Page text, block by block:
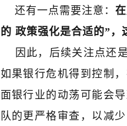
还有一点需要注意：
的 政策强化是合适的”，
因此，后续关注点还是
如果银行危机得到控制
面银行业的动荡可能会
队的更严格审查，以减